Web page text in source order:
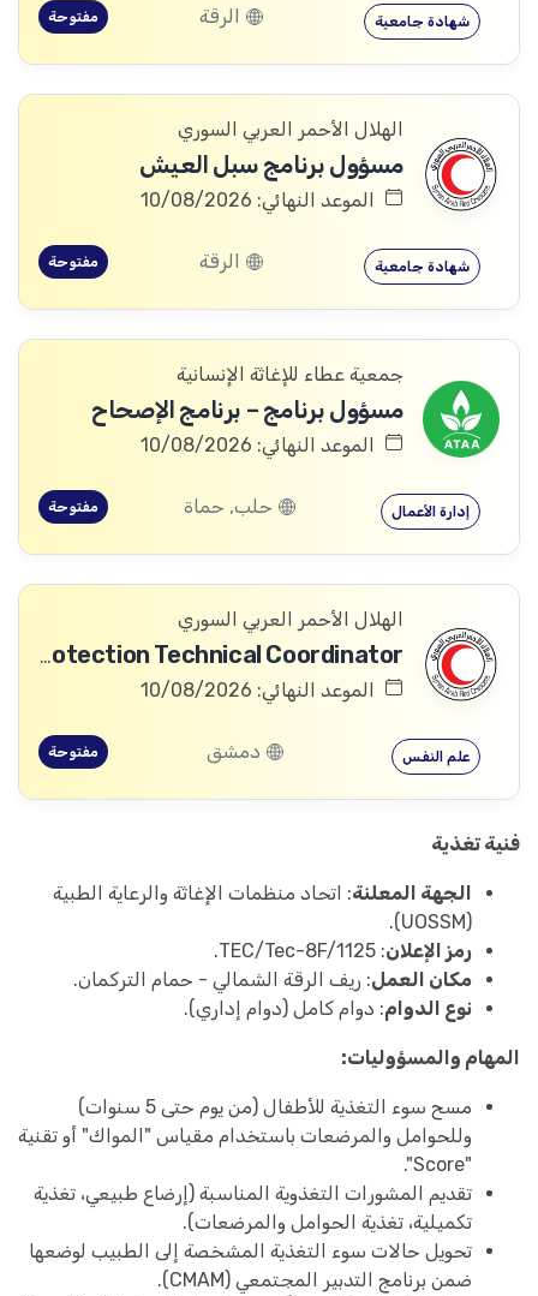
شهادة جامعية الرقة مفتوحة
الهلال الأحمر العربي السوري
مسؤول برنامج سبل العيش
الموعد النهائي: 10/08/2026
شهادة جامعية الرقة مفتوحة
جمعية عطاء للإغاثة الإنسانية
مسؤول برنامج – برنامج الإصحاح
الموعد النهائي: 10/08/2026
إدارة الأعمال حلب, حماة مفتوحة
الهلال الأحمر العربي السوري
Community Services and Protection Technical Coordinator
الموعد النهائي: 10/08/2026
علم النفس دمشق مفتوحة
فنية تغذية
الجهة المعلنة: اتحاد منظمات الإغاثة والرعاية الطبية
(UOSSM).
رمز الإعلان: TEC/Tec-8F/1125.
مكان العمل: ريف الرقة الشمالي - حمام التركمان.
نوع الدوام: دوام كامل (دوام إداري).
المهام والمسؤوليات:
مسح سوء التغذية للأطفال (من يوم حتى 5 سنوات)
وللحوامل والمرضعات باستخدام مقياس "المواك" أو تقنية
"Score".
تقديم المشورات التغذوية المناسبة (إرضاع طبيعي، تغذية
تكميلية، تغذية الحوامل والمرضعات).
تحويل حالات سوء التغذية المشخصة إلى الطبيب لوضعها
ضمن برنامج التدبير المجتمعي (CMAM).